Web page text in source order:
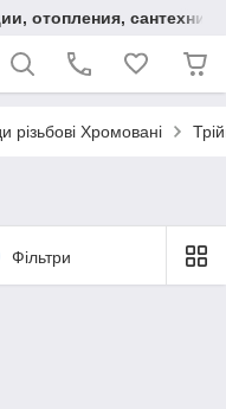
отопления, сантехники
різьбові Хромовані
Фільтри